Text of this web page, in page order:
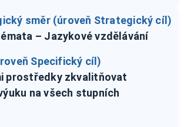
směr (úroveň Strategický cíl)
– Jazykové vzdělávání
Specifický cíl)
prostředky zkvalitňovat
na všech stupních